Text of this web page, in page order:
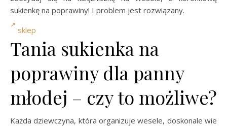
sukienkę na poprawiny! I problem jest rozwiązany.
sklep
Tania sukienka na
poprawiny dla panny
młodej – czy to możliwe?
Każda dziewczyna, która organizuje wesele, doskonale wie